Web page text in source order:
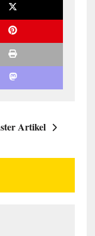
Artikel